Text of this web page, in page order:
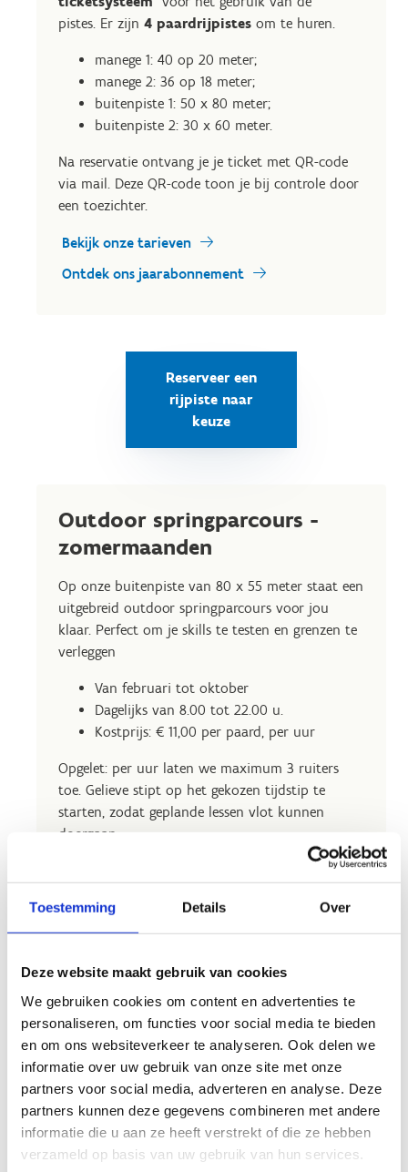
Toestemming Details Over
Deze website maakt gebruik van cookies
We gebruiken cookies om content en advertenties te
personaliseren, om functies voor social media te bieden
en om ons websiteverkeer te analyseren. Ook delen we
informatie over uw gebruik van onze site met onze
partners voor social media, adverteren en analyse. Deze
partners kunnen deze gegevens combineren met andere
informatie die u aan ze heeft verstrekt of die ze hebben
verzameld op basis van uw gebruik van hun services.
pistes. Er zijn 4 paardrijpistes om te huren.
manege 1: 40 op 20 meter;
manege 2: 36 op 18 meter;
buitenpiste 1: 50 x 80 meter;
buitenpiste 2: 30 x 60 meter.
Na reservatie ontvang je je ticket met QR-code
via mail. Deze QR-code toon je bij controle door
een toezichter.
Bekijk onze tarieven
Ontdek ons jaarabonnement
Reserveer een
rijpiste naar
keuze
Outdoor springparcours -
zomermaanden
Op onze buitenpiste van 80 x 55 meter staat een
uitgebreid outdoor springparcours voor jou
klaar. Perfect om je skills te testen en grenzen te
verleggen
Van februari tot oktober
Dagelijks van 8.00 tot 22.00 u.
Kostprijs: € 11,00 per paard, per uur
Opgelet: per uur laten we maximum 3 ruiters
toe. Gelieve stipt op het gekozen tijdstip te
starten, zodat geplande lessen vlot kunnen
doorgaan.
tijdsslot.